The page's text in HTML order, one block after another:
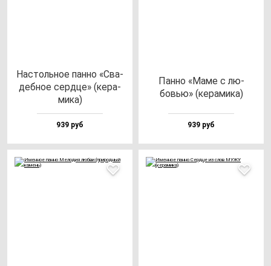
Нас­толь­ное пан­но «Сва­
деб­ное сер­дце» (ке­ра­
ми­ка)
939 руб
Пан­но «Маме с лю­
бовью» (ке­ра­ми­ка)
939 руб